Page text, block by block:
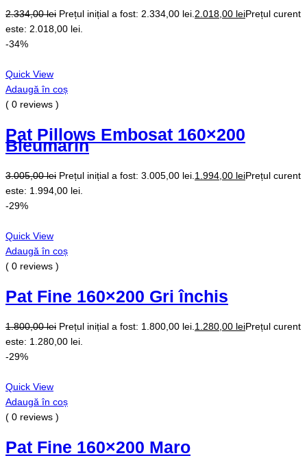
2.334,00lei Prețul inițial a fost: 2.334,00 lei. 2.018,00 leiPrețul curent
este: 2.018,00 lei.
-34%
Quick View
Adaugă în coș
( 0 reviews )
Pat Pillows Embosat 160×200
Bleumarin
3.005,00lei Prețul inițial a fost: 3.005,00 lei. 1.994,00 leiPrețul curent
este: 1.994,00 lei.
-29%
Quick View
Adaugă în coș
( 0 reviews )
Pat Fine 160×200 Gri închis
1.800,00lei Prețul inițial a fost: 1.800,00 lei. 1.280,00 leiPrețul curent
este: 1.280,00 lei.
-29%
Quick View
Adaugă în coș
( 0 reviews )
Pat Fine 160×200 Maro